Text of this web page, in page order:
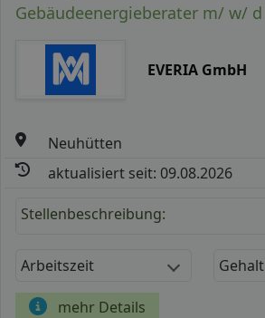
Gebäudeenergieberater m/ w/ d
EVERIA GmbH
Neuhütten
aktualisiert seit: 09.08.2026
Stellenbeschreibung:
Arbeitszeit Gehalt
mehr Details